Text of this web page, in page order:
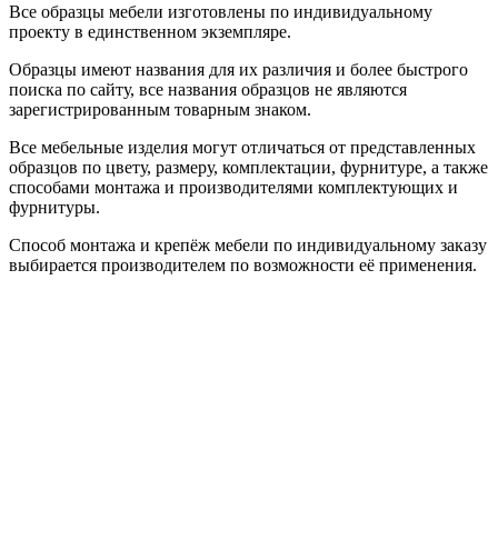
Все образцы мебели изготовлены по индивидуальному
проекту в единственном экземпляре.
Образцы имеют названия для их различия и более быстрого
поиска по сайту, все названия образцов не являются
зарегистрированным товарным знаком.
Все мебельные изделия могут отличаться от представленных
образцов по цвету, размеру, комплектации, фурнитуре, а также
способами монтажа и производителями комплектующих и
фурнитуры.
Способ монтажа и крепёж мебели по индивидуальному заказу
выбирается производителем по возможности её применения.